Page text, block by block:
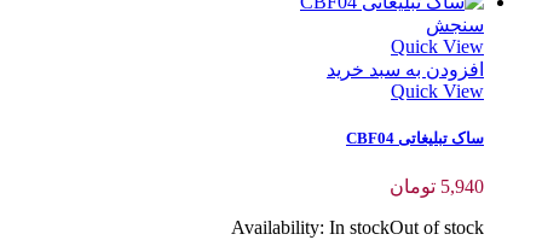
سنجش
Quick View
افزودن به سبد خرید
Quick View
ساک تبلیغاتی CBF04
5,940 تومان
Availability: In stockOut of stock